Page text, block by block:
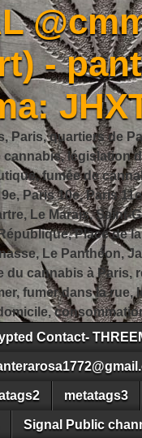
-
Paris, quartiers de
législation
fumée de
Paris 10e, Paris
Le Marais,
Place de
Le Panthéon,
du cannabis à Paris,
fumer dans la rue,
Contact-
metatags3
Signal Public